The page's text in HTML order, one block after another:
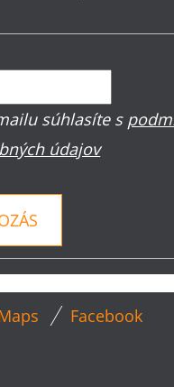
súhlasíte s
údajov
Facebook